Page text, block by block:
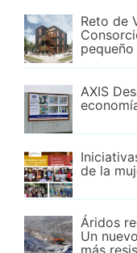
Reto de
AXIS
de la
Áridos
Un
más